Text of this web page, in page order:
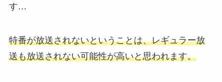
す…
特番が放送されないということは、レギュラー放
送も放送されない可能性が高いと思われます。